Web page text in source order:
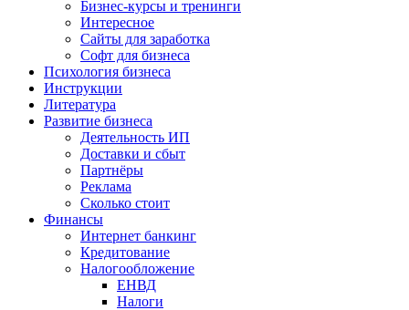
Бизнес-курсы и тренинги
Интересное
Сайты для заработка
Софт для бизнеса
Психология бизнеса
Инструкции
Литература
Развитие бизнеса
Деятельность ИП
Доставки и сбыт
Партнёры
Реклама
Сколько стоит
Финансы
Интернет банкинг
Кредитование
Налогообложение
ЕНВД
Налоги